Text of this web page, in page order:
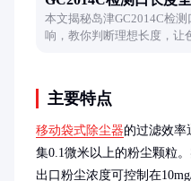
本文揭秘岛津GC2014C检
响，教你判断理想长度，让
主要特点
移动袋式除尘器的过滤效率
集0.1微米以上的粉尘颗粒
出口粉尘浓度可控制在